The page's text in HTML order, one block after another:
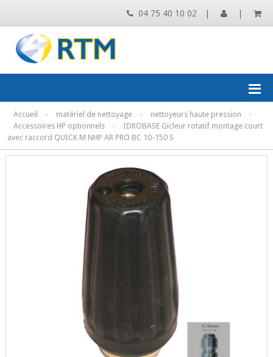
04 75 40 10 02 | |
Accueil › matériel de nettoyage › nettoyeurs haute pression
›
Accessoires HP optionnels
›
IDROBASE Gicleur rotatif montage court
avec raccord QUICK M NHP AR PRO BC 10-150 S